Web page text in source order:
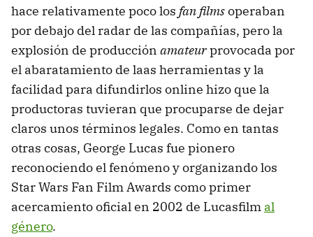
hace relativamente poco los fan filmsoperaban
por debajo del radar de las compañías, pero la
explosión de producción amateurprovocada por
el abaratamiento de laas herramientas y la
facilidad para difundirlos online hizo que la
productoras tuvieran que procuparse de dejar
claros unos términos legales. Como en tantas
otras cosas, George Lucas fue pionero
reconociendo el fenómeno y organizando los
Star Wars Fan Film Awards como primer
acercamiento oficial en 2002 de Lucasfilm al
género.